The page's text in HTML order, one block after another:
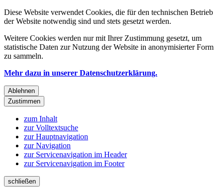
Diese Website verwendet Cookies, die für den technischen Betrieb
der Website notwendig sind und stets gesetzt werden.
Weitere Cookies werden nur mit Ihrer Zustimmung gesetzt, um
statistische Daten zur Nutzung der Website in anonymisierter Form
zu sammeln.
Mehr dazu in unserer Datenschutzerklärung.
Ablehnen
Zustimmen
zum Inhalt
zur Volltextsuche
zur Hauptnavigation
zur Navigation
zur Servicenavigation im Header
zur Servicenavigation im Footer
schließen